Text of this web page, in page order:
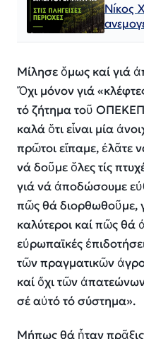
Νίκος
Μίλησε ὅμως καί γιά
Ὄχι μόνον γιά
τό ζήτημα τοῦ
καλά ὅτι εἶναι μία
πρῶτοι εἴπαμε, ἐλᾶτε
νά δοῦμε ὅλες τίς
γιά νά ἀποδώσουμε
πῶς θά διορθωθοῦμε,
καλύτεροι καί πῶς θά
εὐρωπαϊκές
τῶν πραγματικῶν
καί ὄχι τῶν
σέ αὐτό τό σύστημα».
Μήπως θά ἦταν